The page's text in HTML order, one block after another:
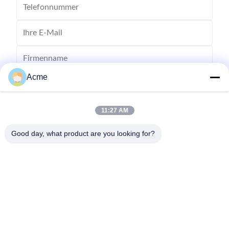
Acme
11:27 AM
Good day, what product are you looking for?